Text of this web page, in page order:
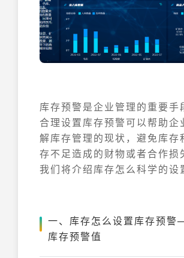
库存预警是企业管理的重要手
合理设置库存预警可以帮助企
解库存管理的现状，避免库存
存不足造成的财物或者合作损
我们将介绍库存怎么科学的设
一、库存怎么设置库存预
库存预警值